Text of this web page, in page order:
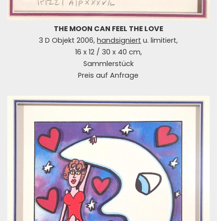
THE MOON CAN FEEL THE LOVE
3 D Objekt 2006,handsigniert u. limitiert,
16 x 12 / 30 x 40 cm,
Sammlerstück
Preis auf Anfrage